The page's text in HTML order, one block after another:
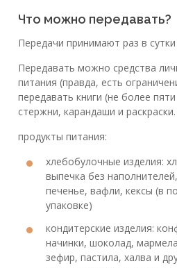
Что можно передавать?
Передачи принимают раз в
Передавать можно средства
питания (правда, есть
передавать книги (не более
стержни, карандаши и раскраски.
продукты питания:
хлебобулочные изделия:
выпечка без
печенье, вафли, кексы (в
упаковке)
кондитерские изделия:
начинки, шоколад,
зефир, пастила, халва и